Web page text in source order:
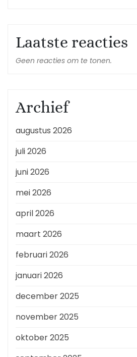
Laatste reacties
Geen reacties om te tonen.
Archief
augustus 2026
juli 2026
juni 2026
mei 2026
april 2026
maart 2026
februari 2026
januari 2026
december 2025
november 2025
oktober 2025